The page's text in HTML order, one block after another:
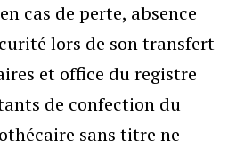
cas de perte, absence
lors de son transfert
et office du registre
de confection du
sans titre ne